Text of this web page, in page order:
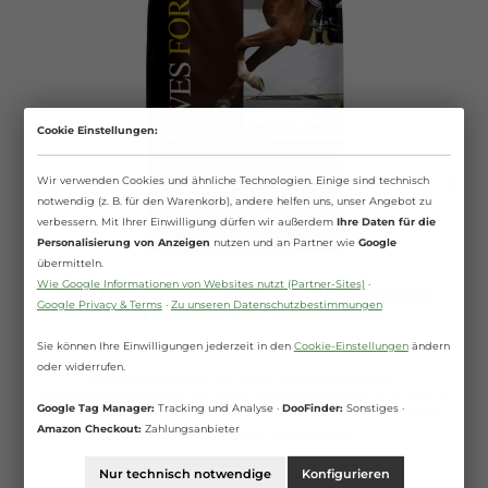
WES FOR HORSES - All in One - Mineralisiertes
Müsli für Sport- und Freizeitpferde
ein mineralisiertes, getreidefreies und zuckerreduziertes Müsli für
Sport- und Freizeitpferde für Muskelaufbau und -gesundheit
durch einen hohen Gehalt an den essentiellen Aminosäuren wie
Lysin, Methionin und Threonin. Eigenschaften: mineralisiertes,
getreidefreies und zuckerreduziertes Müsli für Muskelaufbau und
-gesundheit hoher Gehalt an den essentiellen Aminosäuren Lysin,
15 Kilogramm(2,83 €* / 1 Kilogramm)
Ab42,50 €* 43,30 €*
Cookie Einstellungen:
Wir verwenden Cookies und ähnliche Technologien. Einige sind technisch
notwendig (z. B. für den Warenkorb), andere helfen uns, unser Angebot zu
verbessern. Mit Ihrer Einwilligung dürfen wir außerdem Ihre Daten für die
Personalisierung von Anzeigen nutzen und an Partner wie Google
übermitteln.
Wie Google Informationen von Websites nutzt (Partner-Sites)·
Google Privacy & Terms· Zu unseren Datenschutzbestimmungen
Sie können Ihre Einwilligungen jederzeit in den Cookie-Einstellungenändern
oder widerrufen.
Google Tag Manager: Tracking und Analyse · DooFinder: Sonstiges ·
Amazon Checkout: Zahlungsanbieter
Nur technisch notwendige Konfigurieren